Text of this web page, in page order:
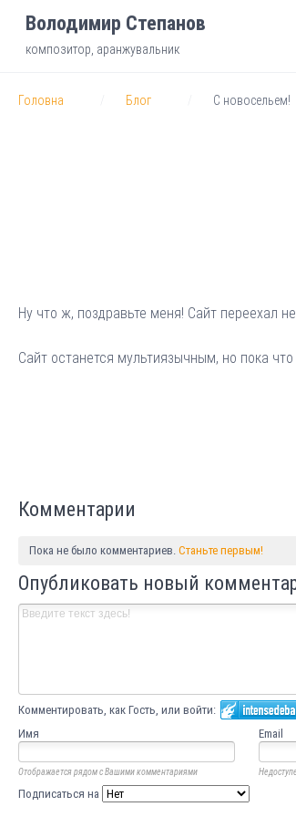
Володимир Степанов
композитор, аранжувальник
Головна Блог С новосельем!
Ну что ж, поздравьте меня! Сайт переехал
Сайт останется мультиязычным, но пока
Комментарии
Пока не было комментариев. Станьте первым!
Опубликовать новый
Комментировать, как Гость, или войти:
Имя
Email
Отображается рядом с Вашими комментариями
Подписаться на